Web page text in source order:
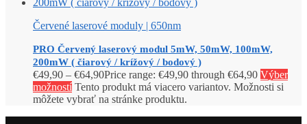
Červené laserové moduly | 650nm
PRO Červený laserový modul 5mW, 50mW, 100mW,
200mW ( čiarový / krížový / bodový )
€49,90 – €64,90Price range: €49,90 through €64,90 Výber
možností Tento produkt má viacero variantov. Možnosti si
môžete vybrať na stránke produktu.